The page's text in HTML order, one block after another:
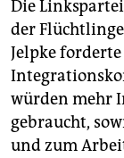
Die
der
Jelpke
würden mehr
gebraucht,
und zum